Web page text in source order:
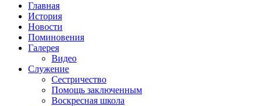
Главная
История
Новости
Поминовения
Галерея
Видео
Служение
Сестричество
Помощь заключенным
Воскресная школа